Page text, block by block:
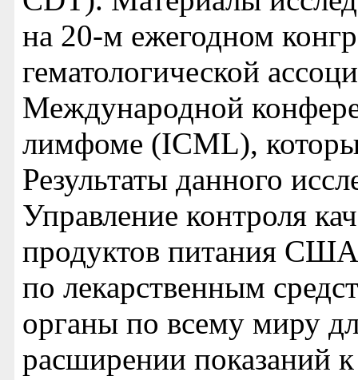
на 20-м ежегодном
гематологической
Международной
лимфоме (ICML),
Результаты данного
Управление контроля
продуктов питания США
по лекарственным
органы по всему миру
расширении показаний